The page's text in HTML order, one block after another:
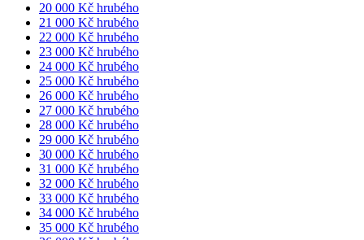
20 000 Kč hrubého
21 000 Kč hrubého
22 000 Kč hrubého
23 000 Kč hrubého
24 000 Kč hrubého
25 000 Kč hrubého
26 000 Kč hrubého
27 000 Kč hrubého
28 000 Kč hrubého
29 000 Kč hrubého
30 000 Kč hrubého
31 000 Kč hrubého
32 000 Kč hrubého
33 000 Kč hrubého
34 000 Kč hrubého
35 000 Kč hrubého